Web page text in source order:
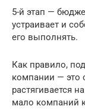
5-й этап —
устраивает и
его выполнять.
Как правило,
компании — это
растягивается
мало компаний